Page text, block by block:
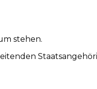
stehen.